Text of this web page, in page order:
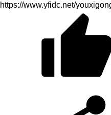
https://www.yfidc.net/